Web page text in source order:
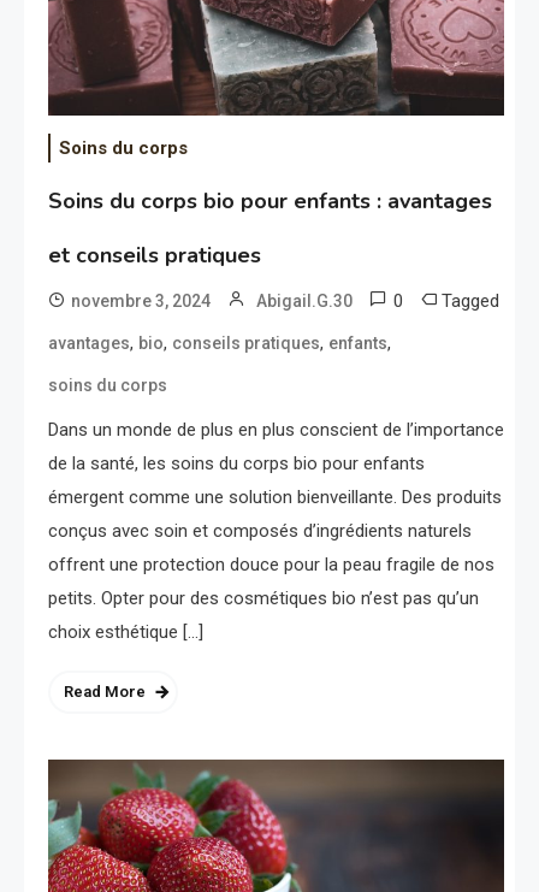
Soins du corps
Soins du corps bio pour enfants : avantages
et conseils pratiques
novembre 3, 2024 Abigail.G.30 0 Tagged
avantages, bio, conseils pratiques, enfants,
soins du corps
Dans un monde de plus en plus conscient de l’importance
de la santé, les soins du corps bio pour enfants
émergent comme une solution bienveillante. Des produits
conçus avec soin et composés d’ingrédients naturels
offrent une protection douce pour la peau fragile de nos
petits. Opter pour des cosmétiques bio n’est pas qu’un
choix esthétique […]
Read More